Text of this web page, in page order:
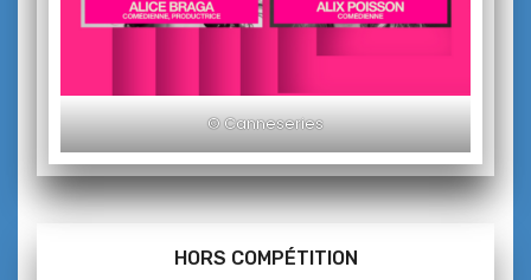
© Canneseries
HORS COMPÉTITION